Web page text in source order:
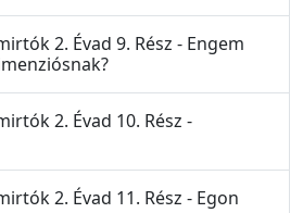
2. Évad 9. Rész - Engem
2. Évad 10. Rész -
2. Évad 11. Rész - Egon